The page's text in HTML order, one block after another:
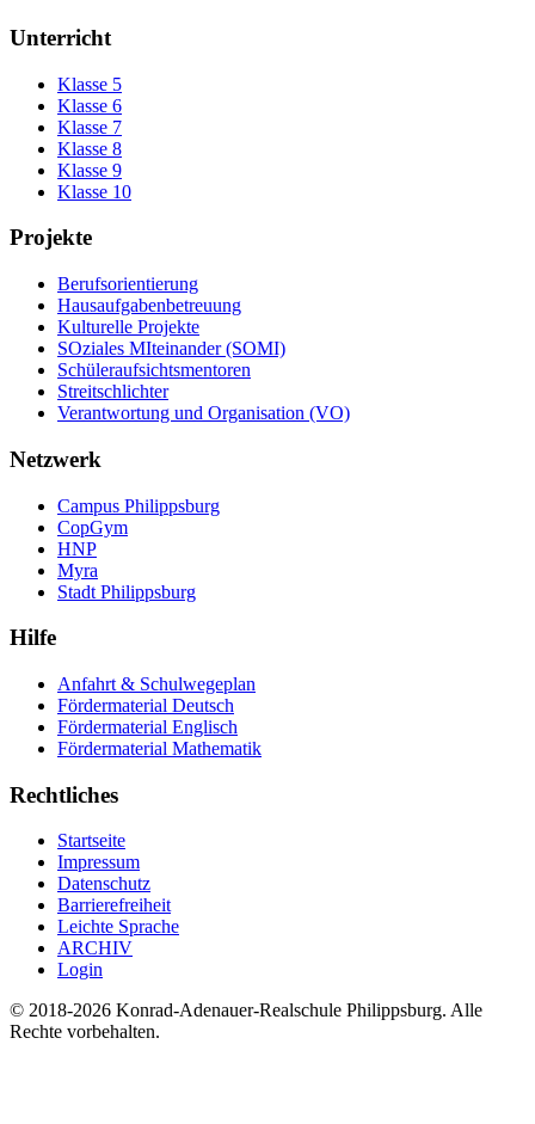
Unterricht
Klasse 5
Klasse 6
Klasse 7
Klasse 8
Klasse 9
Klasse 10
Projekte
Berufsorientierung
Hausaufgabenbetreuung
Kulturelle Projekte
SOziales MIteinander (SOMI)
Schüleraufsichtsmentoren
Streitschlichter
Verantwortung und Organisation (VO)
Netzwerk
Campus Philippsburg
CopGym
HNP
Myra
Stadt Philippsburg
Hilfe
Anfahrt & Schulwegeplan
Fördermaterial Deutsch
Fördermaterial Englisch
Fördermaterial Mathematik
Rechtliches
Startseite
Impressum
Datenschutz
Barrierefreiheit
Leichte Sprache
ARCHIV
Login
© 2018-2026 Konrad-Adenauer-Realschule Philippsburg. Alle
Rechte vorbehalten.